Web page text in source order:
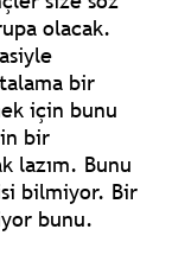
olacak.
bir
için bunu
bir
lazım. Bunu
bilmiyor. Bir
bunu.